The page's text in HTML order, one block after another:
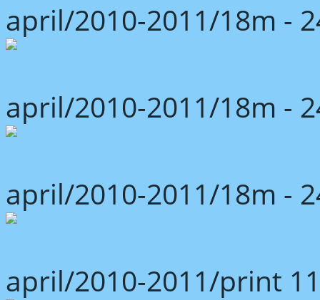
april/2010-2011/18m -
april/2010-2011/18m -
april/2010-2011/18m -
april/2010-2011/print